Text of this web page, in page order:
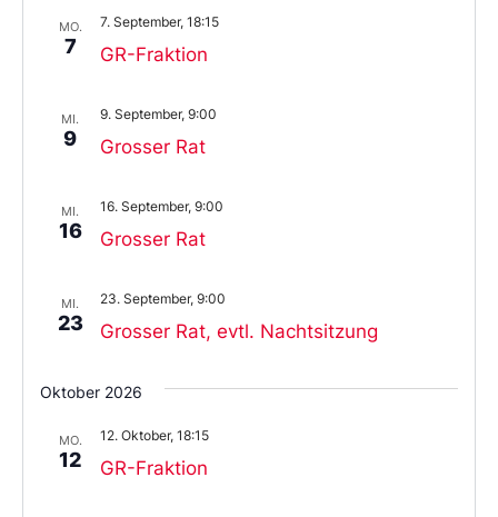
aus.
MO.
7 GR-Fraktion
7. September, 18:15
MI.
9 Grosser Rat
9. September, 9:00
MI.
16 Grosser Rat
16. September, 9:00
MI.
23 Grosser Rat, evtl. Nachtsitzung
23. September, 9:00
Oktober 2026
MO.
12 GR-Fraktion
12. Oktober, 18:15